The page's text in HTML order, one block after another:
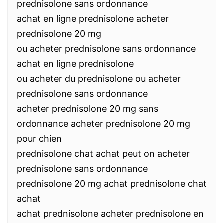
prednisolone sans ordonnance
achat en ligne prednisolone acheter
prednisolone 20 mg
ou acheter prednisolone sans ordonnance
achat en ligne prednisolone
ou acheter du prednisolone ou acheter
prednisolone sans ordonnance
acheter prednisolone 20 mg sans
ordonnance acheter prednisolone 20 mg
pour chien
prednisolone chat achat peut on acheter
prednisolone sans ordonnance
prednisolone 20 mg achat prednisolone chat
achat
achat prednisolone acheter prednisolone en